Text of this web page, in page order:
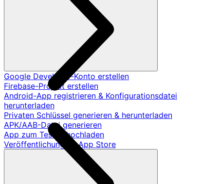
Google Developer-Konto erstellen
Firebase-Projekt erstellen
Android-App registrieren & Konfigurationsdatei
herunterladen
Privaten Schlüssel generieren & herunterladen
APK/AAB-Datei generieren
App zum Testen hochladen
Veröffentlichung im App Store